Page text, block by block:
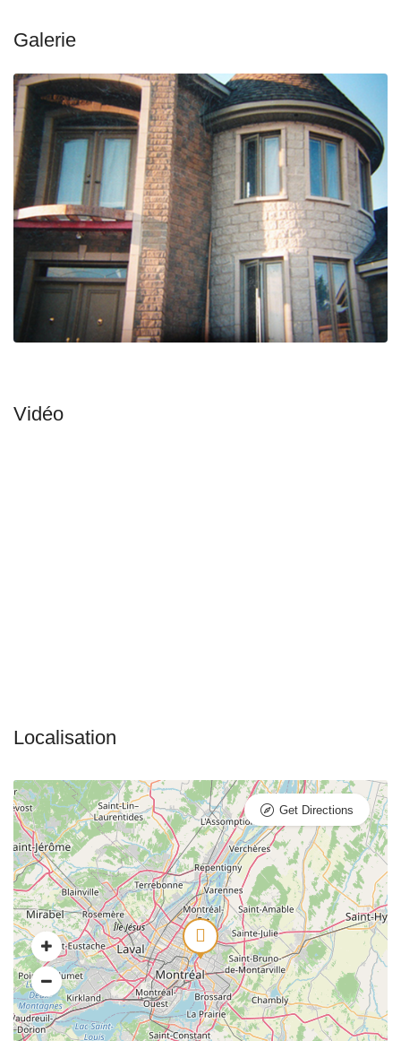
Get Directions